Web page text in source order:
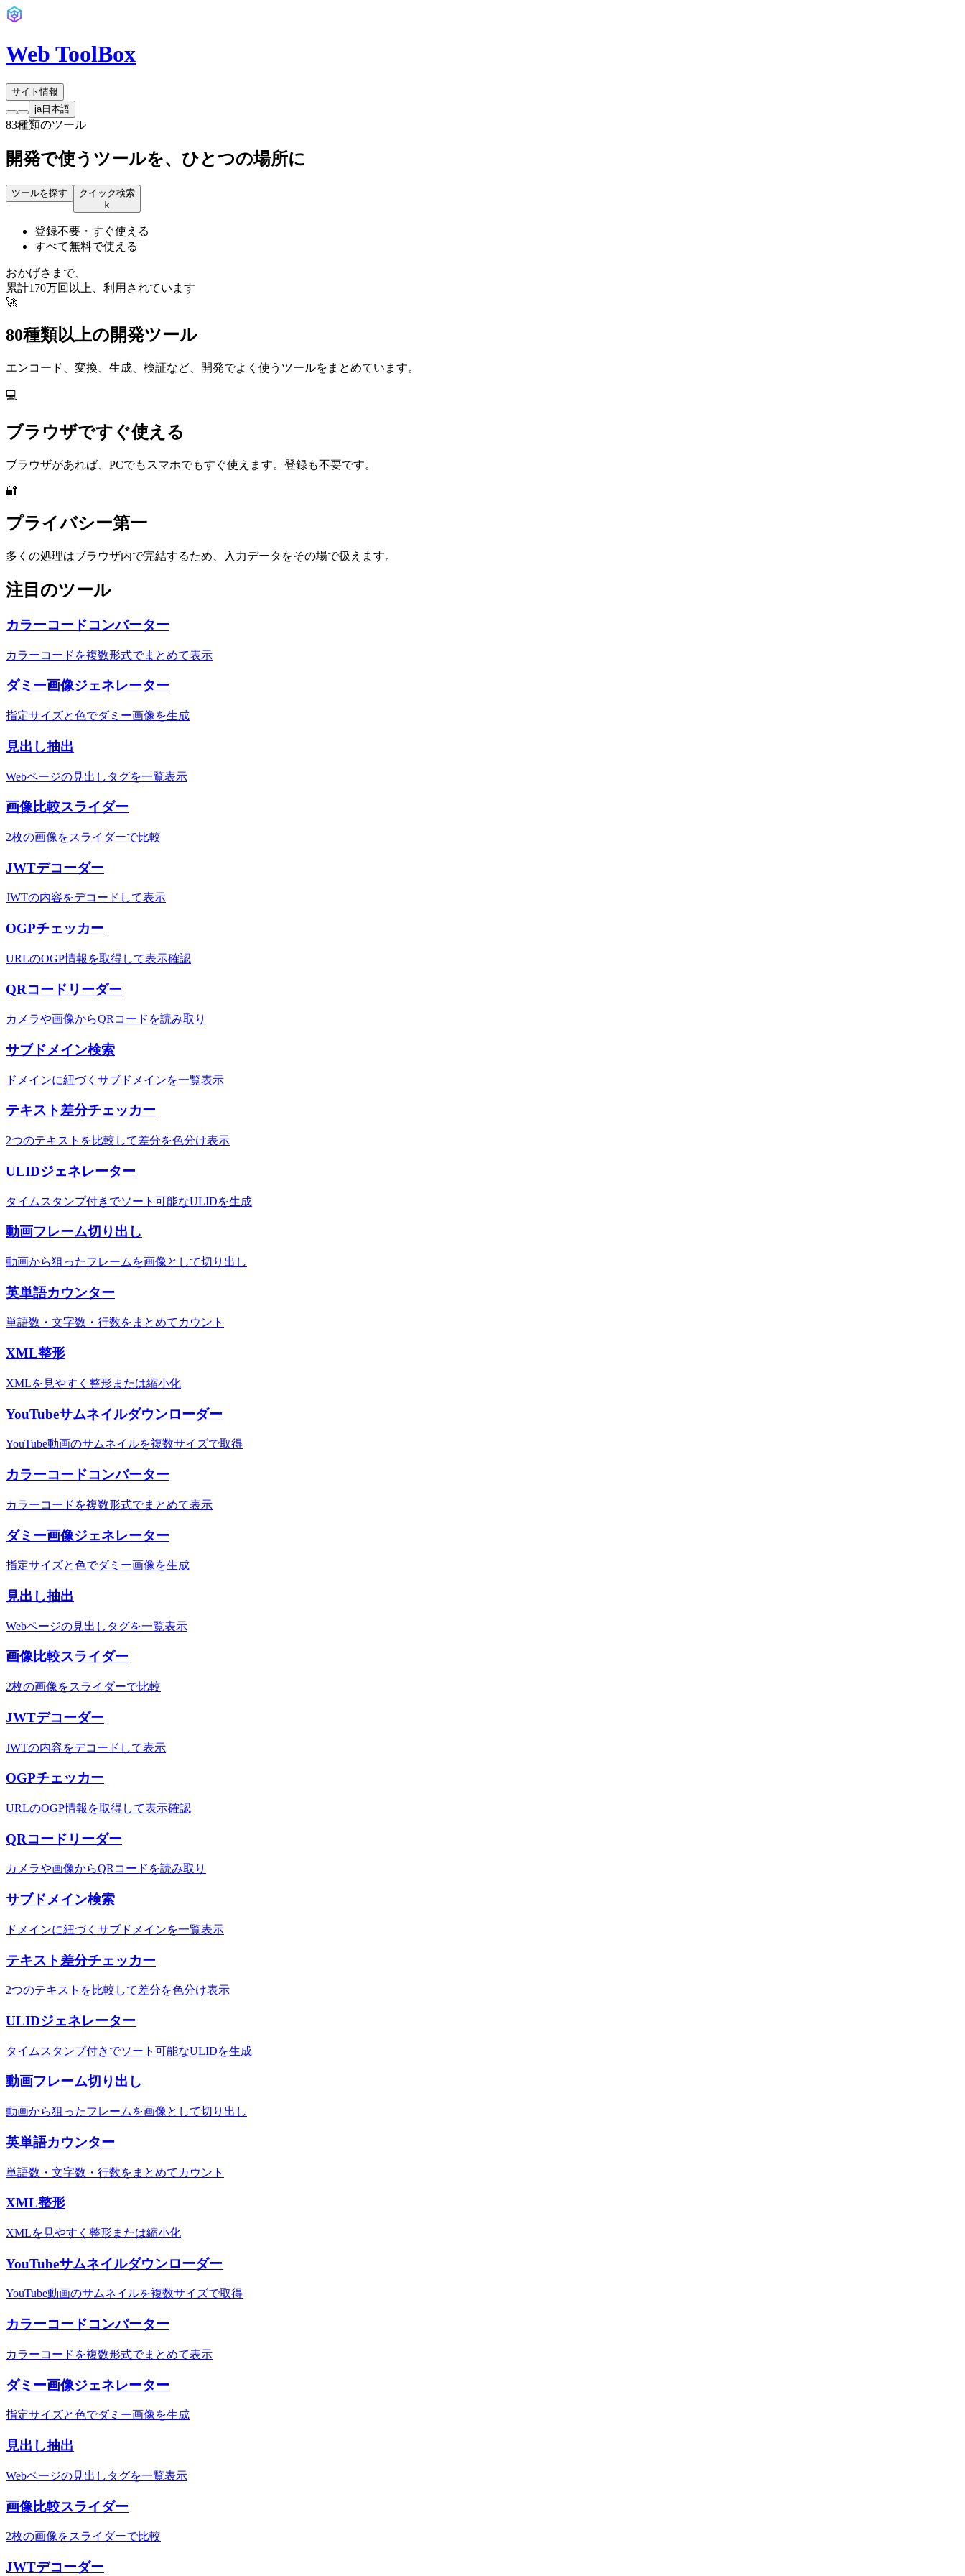
Web ToolBox
サイト情報
ja 日本語
83種類のツール
開発で使うツールを、 ひとつの場所に
ツールを探す
クイック検索
k
登録不要・すぐ使える
すべて無料で使える
おかげさまで、
累計170万回以上、利用されています
🚀
80種類以上の開発ツール
エンコード、変換、生成、検証など、開発でよく使うツールをまとめています。
💻
ブラウザですぐ使える
ブラウザがあれば、PCでもスマホでもすぐ使えます。登録も不要です。
🔐
プライバシー第一
多くの処理はブラウザ内で完結するため、入力データをその場で扱えます。
注目のツール
カラーコードコンバーター
カラーコードを複数形式でまとめて表示
ダミー画像ジェネレーター
指定サイズと色でダミー画像を生成
見出し抽出
Webページの見出しタグを一覧表示
画像比較スライダー
2枚の画像をスライダーで比較
JWTデコーダー
JWTの内容をデコードして表示
OGPチェッカー
URLのOGP情報を取得して表示確認
QRコードリーダー
カメラや画像からQRコードを読み取り
サブドメイン検索
ドメインに紐づくサブドメインを一覧表示
テキスト差分チェッカー
2つのテキストを比較して差分を色分け表示
ULIDジェネレーター
タイムスタンプ付きでソート可能なULIDを生成
動画フレーム切り出し
動画から狙ったフレームを画像として切り出し
英単語カウンター
単語数・文字数・行数をまとめてカウント
XML整形
XMLを見やすく整形または縮小化
YouTubeサムネイルダウンローダー
YouTube動画のサムネイルを複数サイズで取得
カラーコードコンバーター
カラーコードを複数形式でまとめて表示
ダミー画像ジェネレーター
指定サイズと色でダミー画像を生成
見出し抽出
Webページの見出しタグを一覧表示
画像比較スライダー
2枚の画像をスライダーで比較
JWTデコーダー
JWTの内容をデコードして表示
OGPチェッカー
URLのOGP情報を取得して表示確認
QRコードリーダー
カメラや画像からQRコードを読み取り
サブドメイン検索
ドメインに紐づくサブドメインを一覧表示
テキスト差分チェッカー
2つのテキストを比較して差分を色分け表示
ULIDジェネレーター
タイムスタンプ付きでソート可能なULIDを生成
動画フレーム切り出し
動画から狙ったフレームを画像として切り出し
英単語カウンター
単語数・文字数・行数をまとめてカウント
XML整形
XMLを見やすく整形または縮小化
YouTubeサムネイルダウンローダー
YouTube動画のサムネイルを複数サイズで取得
カラーコードコンバーター
カラーコードを複数形式でまとめて表示
ダミー画像ジェネレーター
指定サイズと色でダミー画像を生成
見出し抽出
Webページの見出しタグを一覧表示
画像比較スライダー
2枚の画像をスライダーで比較
JWTデコーダー